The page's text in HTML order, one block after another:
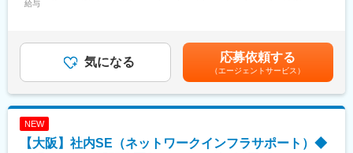
・特にマイクロソフト製品活用技術では他社の追随を許さず、上
海本社と連携して、オフショア開発も活発に行っています。
変更の範囲：会社の定める業務
・マルチベンダー体制でプロジェクトを進行する際の全体のスケ
ジュール策定や管理業務（プロジェクトマネジャーと連携した開
理部門への異動も可能です。
給与
月給(月額)は固定手当を含めた表記です。
気になる 応募依頼する
（エージェントサービス）
NEW
【大阪】社内SE（ネットワークインフラサポート）◆